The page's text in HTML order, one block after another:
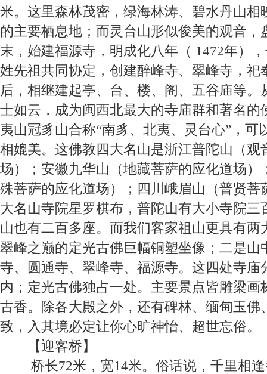
米。这里森林茂密，绿海林涛、碧水丹山相
的主要栖息地；而灵台山形似俊美的观音，
末，始建福源寺，明成化八年（ 1472年）
姓先祖共同协定，创建醉峰寺、翠峰寺，祀
后，相继建起亭、台、楼、阁、五谷庙等。
士如云，成为闽西北最大的寺庙群和著名的
夷山冠豸山合称“南豸、北夷、灵台心”，可
相媲美。这佛教四大名山是浙江普陀山（观
场）；安徽九华山（地藏菩萨的应化道场）
殊菩萨的应化道场）；四川峨眉山（普贤菩
大名山寺院星罗棋布，普陀山有大小寺院三
山也有二百多座。而我们客家祖山更具有两
翠峰之巅的定光古佛巨幅铜塑坐像；二是山
寺、圆通寺、翠峰寺、福源寺。这四处寺庙
内；定光古佛独占一处。主要景点皆雕梁画
古香。除各大殿之外，还有碑林、缅甸玉佛
致，入其境必定让你心旷神怡、超世忘俗。
【迎客桥】
桥长72米，宽14米。俗话说，千里相